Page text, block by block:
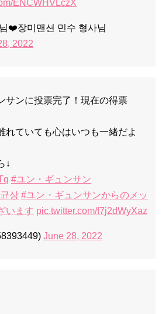
ENCWHVLczX
❤️장미맨션 민수 형사님
2022
サンに投票完了！現在の得票
れていても心はいつも一緒だよ
↓
#ユン・ギュンサン
상 #ユン・ギュンサンからのメッ
います pic.twitter.com/f7j2dWyXaz
June 28, 2022